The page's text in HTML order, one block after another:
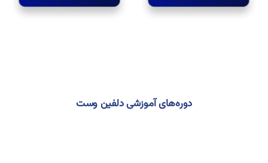
دوره‌های آموزشی دلفین وست